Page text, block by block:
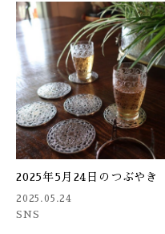
2025年5月24日のつぶやき
2025.05.24
SNS